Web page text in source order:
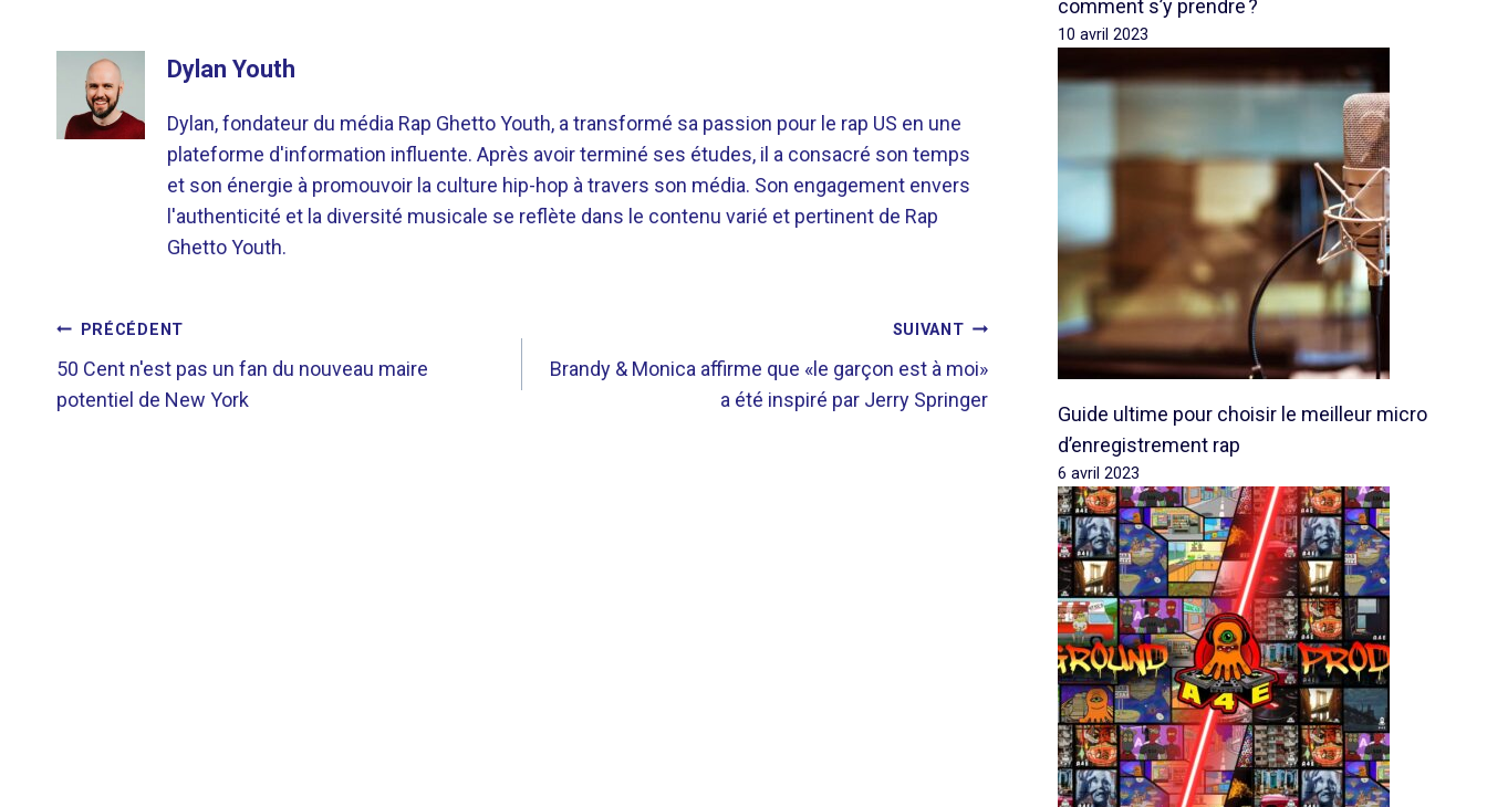
Dylan Youth
Dylan, fondateur du média Rap Ghetto Youth, a transformé sa passion pour le rap US en une
plateforme d'information influente. Après avoir terminé ses études, il a consacré son temps
et son énergie à promouvoir la culture hip-hop à travers son média. Son engagement envers
l'authenticité et la diversité musicale se reflète dans le contenu varié et pertinent de Rap
Ghetto Youth.
NAVIGATION
DE
PRÉCÉDENT
50 Cent n'est pas un fan du nouveau maire
potentiel de New York
SUIVANT
Brandy & Monica affirme que «le garçon est à moi»
a été inspiré par Jerry Springer
comment s’y prendre ?
10 avril 2023
Guide ultime pour choisir le meilleur micro
d’enregistrement rap
6 avril 2023